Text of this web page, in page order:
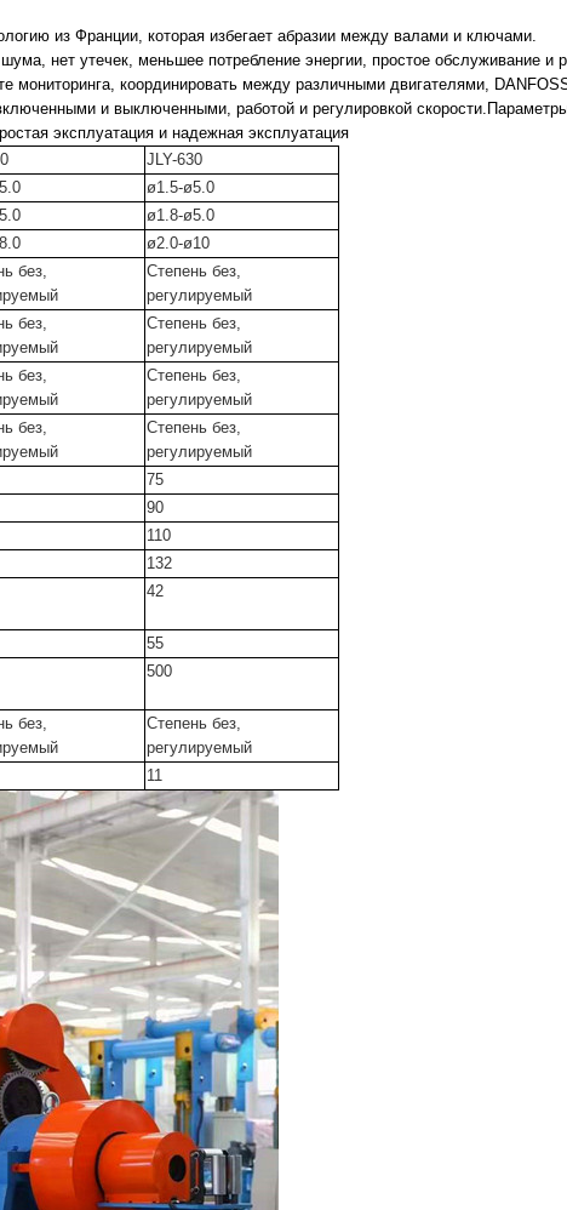
из Франции, которая избегает абразии между валами и ключами.
нет утечек, меньшее потребление энергии, простое обслуживание и
мониторинга, координировать между различными двигателями,
и выключенными, работой и регулировкой
эксплуатация и надежная эксплуатация
JLY-630
5.0 ø1.5-ø5.0
5.0 ø1.8-ø5.0
8.0 ø2.0-ø10
без,
Степень без,
регулируемый
без,
Степень без,
регулируемый
без,
Степень без,
регулируемый
без,
Степень без,
регулируемый
75
90
110
132
42
55
500
без,
Степень без,
регулируемый
11